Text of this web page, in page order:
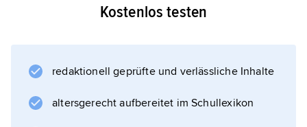
Informationen zum Artikel
Kostenlos testen
redaktionell geprüfte und verlässliche Inhalte
altersgerecht aufbereitet im Schullexikon